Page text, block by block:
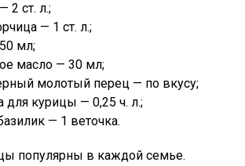
2 ст. л.;
— 1 ст. л.;
мл;
масло — 30 мл;
молотый перец — по вкусу;
для курицы — 0,25 ч. л.;
— 1 веточка.
популярны в каждой семье.